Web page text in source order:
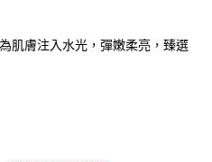
肌膚注入水光，彈嫩柔亮，臻選